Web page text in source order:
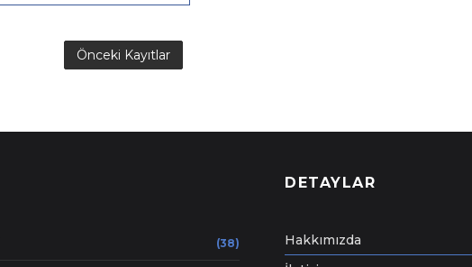
Önceki Kayıtlar
(38)
DETAYLAR
Hakkımızda